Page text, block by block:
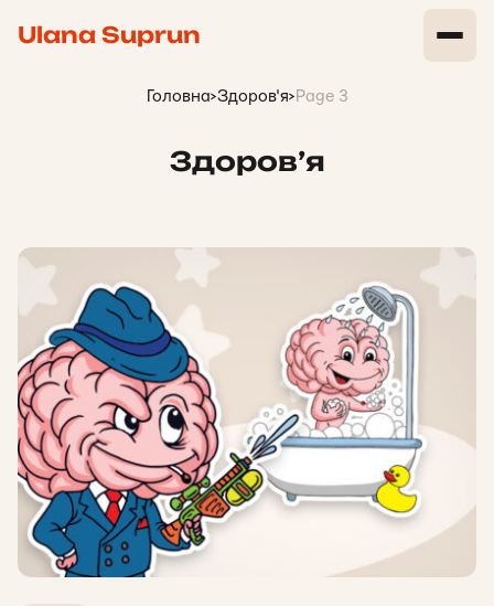
Ulana Suprun
Головна>Здоров'я> Page 3
Здоров’я